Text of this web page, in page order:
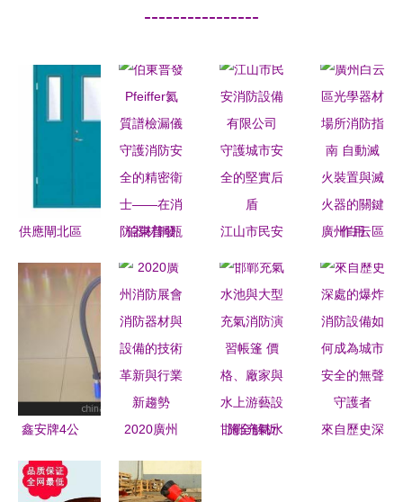
----------------
供應閘北區
守護消防通
伯東普發
質譜檢漏儀
守護消防安
全的精密衛
士——在消
防器材鋼瓶
檢漏中的關
江山市民安
限公司 守
護城市安全
的堅實后盾
廣州白云區
所消防指南
自動滅火裝
置與滅火器
的關鍵作用
鑫安牌4公
滅火器 全
2020廣州
消防器材與
邯鄲充氣水
來自歷史深